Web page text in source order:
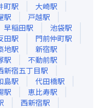
町駅 大崎駅
駅 戸越駅
早稲田駅 池袋駅
田駅 門前仲町駅
地駅 新宿駅
駅 不動前駅
新宿五丁目駅
島駅 代田橋駅
駅 恵比寿駅
西新宿駅